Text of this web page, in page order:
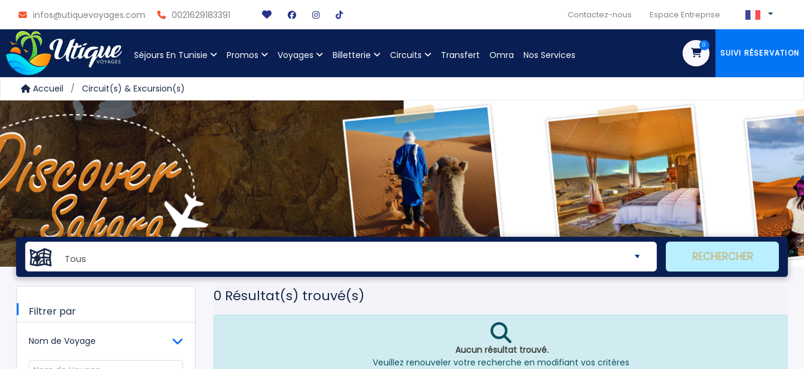
infos@utiquevoyages.com 0021629183391 Contactez-nous Espace Entreprise
Séjours En Tunisie Promos Voyages Billetterie Circuits Transfert Omra Nos Services
0
SUIVI RÉSERVATION
Accueil Circuit(s) & Excursion(s)
Tous RECHERCHER
Filtrer par
Nom de Voyage
0 Résultat(s) trouvé(s)
Aucun résultat trouvé.
Veuillez renouveler votre recherche en modifiant vos critères